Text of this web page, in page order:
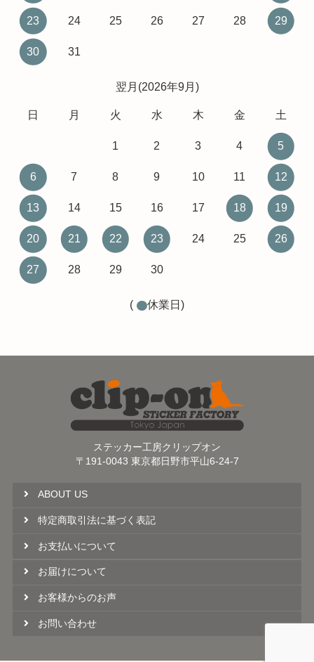
23 24 25 26 27 28 29
30 31
翌月(2026年9月)
日 月 火 水 木 金 土
1 2 3 4 5
6 7 8 9 10 11 12
13 14 15 16 17 18 19
20 21 22 23 24 25 26
27 28 29 30
( 休業日)
ステッカー工房クリップオン
〒191-0043 東京都日野市平山6-24-7
ABOUT US
特定商取引法に基づく表記
お支払いについて
お届けについて
お客様からのお声
お問い合わせ